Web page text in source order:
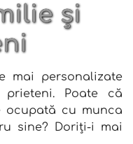
și
mai personalizate
Poate că
ocupată cu munca
sine? Doriți-i mai